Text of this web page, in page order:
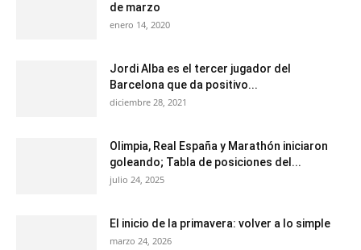
de marzo
enero 14, 2020
Jordi Alba es el tercer jugador del
Barcelona que da positivo...
diciembre 28, 2021
Olimpia, Real España y Marathón iniciaron
goleando; Tabla de posiciones del...
julio 24, 2025
El inicio de la primavera: volver a lo simple
marzo 24, 2026